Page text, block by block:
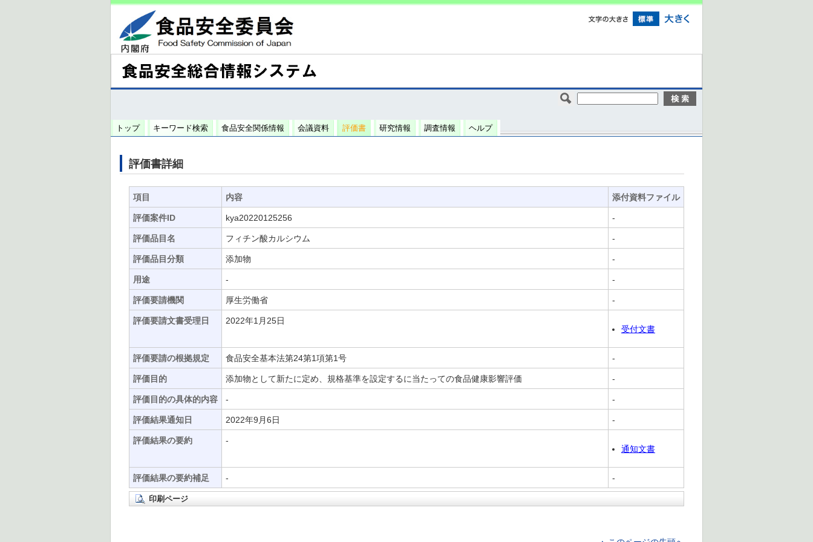
トップ キーワード検索 食品安全関係情報 会議資料 評価書 研究情報 調査情報 ヘルプ
評価書詳細
項目 内容 添付資料ファイル
評価案件ID kya20220125256 -
評価品目名 フィチン酸カルシウム -
評価品目分類 添加物 -
用途 - -
評価要請機関 厚生労働省 -
評価要請文書受理日
2022年1月25日
受付文書
評価要請の根拠規定 食品安全基本法第24第1項第1号 -
評価目的 添加物として新たに定め、規格基準を設定するに当たっての食品健康影響評価 -
評価目的の具体的内容 - -
評価結果通知日 2022年9月6日 -
評価結果の要約
-
通知文書
評価結果の要約補足 - -
印刷ページ